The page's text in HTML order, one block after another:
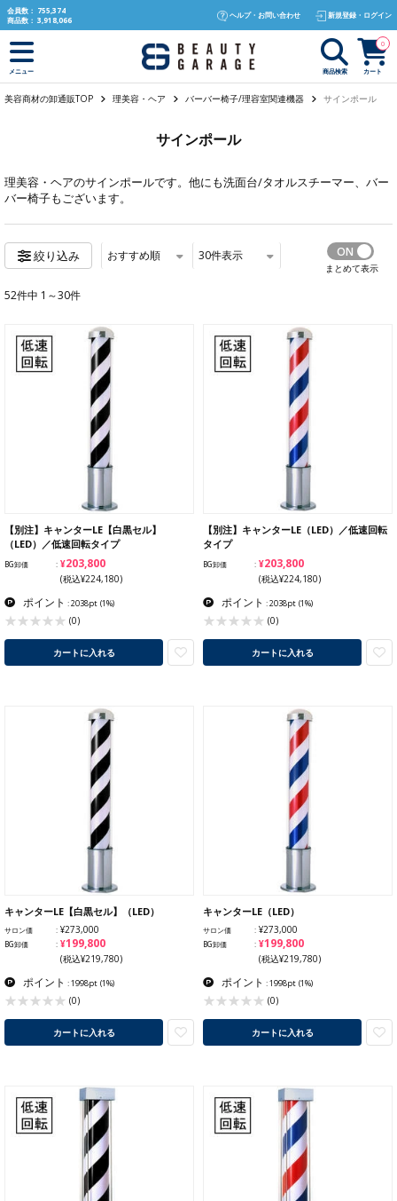
text.skipToContent
text.skipToNavigation
会員数： 755,374
商品数： 3,918,066
ヘルプ・お問い合わせ 新規登録・ログイン
メニュー 商品検索 カート
0
美容商材の卸通販TOP 理美容・ヘア バーバー椅子/理容室関連機器 サインポール
サインポール
理美容・ヘアのサインポールです。他にも洗面台/タオルスチーマー、 バー
バー椅子もございます。
絞り込み おすすめ順 30件表示
まとめて表示
52件中 1～30件
【別注】キャンターLE【白黒セル】
（LED）／低速回転タイプ
BG卸価 ¥203,800
(税込¥224,180)
ポイント : 2038pt (1%)
(0)
カートに入れる
【別注】キャンターLE（LED）／低速回転
タイプ
BG卸価 ¥203,800
(税込¥224,180)
ポイント : 2038pt (1%)
(0)
カートに入れる
キャンターLE【白黒セル】（LED）
サロン価 ¥273,000
BG卸価 ¥199,800
(税込¥219,780)
ポイント : 1998pt (1%)
(0)
カートに入れる
キャンターLE（LED）
サロン価 ¥273,000
BG卸価 ¥199,800
(税込¥219,780)
ポイント : 1998pt (1%)
(0)
カートに入れる